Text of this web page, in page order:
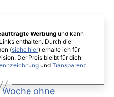
das
Leben
Werbung und kann
enthalten. Durch die
(siehe hier) erhalte ich für
Der Preis bleibt für dich
und Transparenz.
Woche ohne